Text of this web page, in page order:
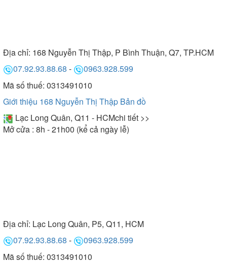
Địa chỉ: 168 Nguyễn Thị Thập, P Bình Thuận, Q7, TP.HCM
07.92.93.88.68 -
0963.928.599
Mã số thuế: 0313491010
Giới thiệu 168 Nguyễn Thị Thập Bản đồ
Lạc Long Quân, Q11 - HCMchi tiết >>
Mở cửa : 8h - 21h00 (kể cả ngày lễ)
Địa chỉ: Lạc Long Quân, P5, Q11, HCM
07.92.93.88.68 -
0963.928.599
Mã số thuế: 0313491010